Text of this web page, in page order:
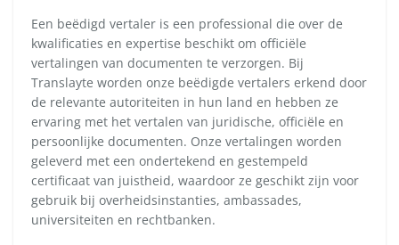
Een beëdigd vertaler is een professional die over de
kwalificaties en expertise beschikt om officiële
vertalingen van documenten te verzorgen. Bij
Translayte worden onze beëdigde vertalers erkend door
de relevante autoriteiten in hun land en hebben ze
ervaring met het vertalen van juridische, officiële en
persoonlijke documenten. Onze vertalingen worden
geleverd met een ondertekend en gestempeld
certificaat van juistheid, waardoor ze geschikt zijn voor
gebruik bij overheidsinstanties, ambassades,
universiteiten en rechtbanken.